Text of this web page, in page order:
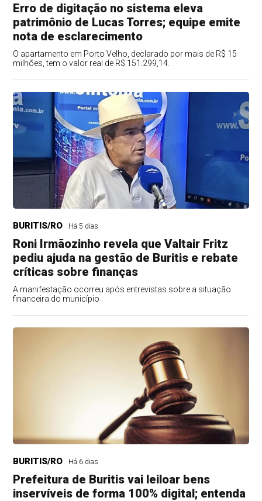
Erro de digitação no sistema eleva
patrimônio de Lucas Torres; equipe emite
nota de esclarecimento
O apartamento em Porto Velho, declarado por mais de R$ 15
milhões, tem o valor real de R$ 151.299,14.
BURITIS/RO Há 5 dias
Roni Irmãozinho revela que Valtair Fritz
pediu ajuda na gestão de Buritis e rebate
críticas sobre finanças
A manifestação ocorreu após entrevistas sobre a situação
financeira do município
BURITIS/RO Há 6 dias
Prefeitura de Buritis vai leiloar bens
inservíveis de forma 100% digital; entenda